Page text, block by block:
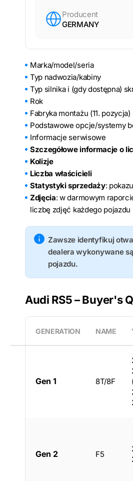
Producent
GERMANY
Marka/model/seria
Typ nadwozia/kabiny
Typ silnika i (gdy dostępna)
Rok
Fabryka montażu (11. pozycja)
Podstawowe opcje/systemy
Informacje serwisowe
Szczegółowe informacje o
Kolizje
Liczba właścicieli
Statystyki sprzedaży:
Zdjęcia: w darmowym
liczbę zdjęć każdego pojazdu
Zawsze identyfikuj
dealera wykonywane
pojazdu.
Audi RS5 – Buyer's
GENERATION NAME
Gen 1 8T/8F
Gen 2 F5